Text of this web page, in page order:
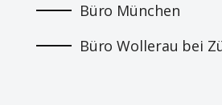
Büro München
Büro Wollerau bei